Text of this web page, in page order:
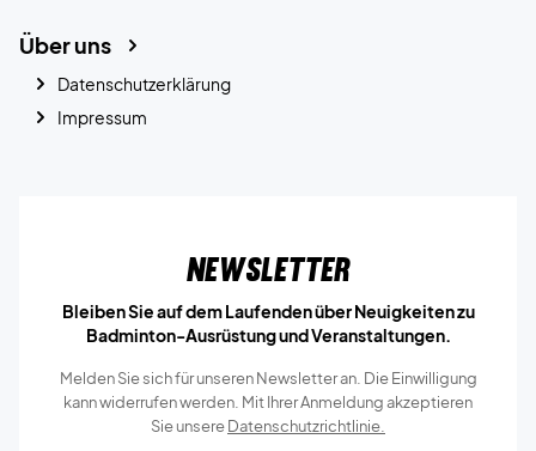
Über uns
Datenschutzerklärung
Impressum
Newsletter
Bleiben Sie auf dem Laufenden über Neuigkeiten zu
Badminton-Ausrüstung und Veranstaltungen.
Melden Sie sich für unseren Newsletter an. Die Einwilligung
kann widerrufen werden. Mit Ihrer Anmeldung akzeptieren
Sie unsereDatenschutzrichtlinie.